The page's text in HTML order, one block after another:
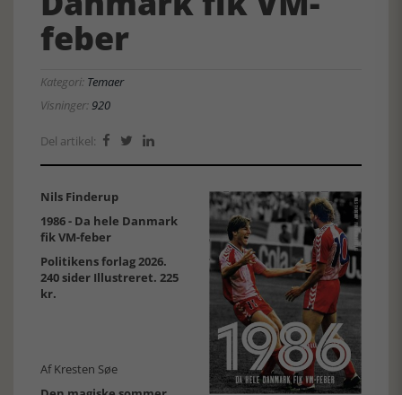
feber
Kategori: Temaer
Visninger:920
Del artikel:   
Nils Finderup
1986 - Da hele Danmark
fik VM-feber
Politikens forlag 2026.
240 sider Illustreret. 225
kr.
Af Kresten Søe